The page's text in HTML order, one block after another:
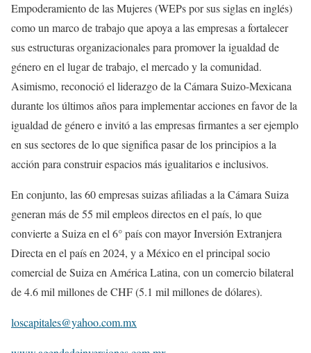
Empoderamiento de las Mujeres (WEPs por sus siglas en inglés)
como un marco de trabajo que apoya a las empresas a fortalecer
sus estructuras organizacionales para promover la igualdad de
género en el lugar de trabajo, el mercado y la comunidad.
Asimismo, reconoció el liderazgo de la Cámara Suizo-Mexicana
durante los últimos años para implementar acciones en favor de la
igualdad de género e invitó a las empresas firmantes a ser ejemplo
en sus sectores de lo que significa pasar de los principios a la
acción para construir espacios más igualitarios e inclusivos.
En conjunto, las 60 empresas suizas afiliadas a la Cámara Suiza
generan más de 55 mil empleos directos en el país, lo que
convierte a Suiza en el 6° país con mayor Inversión Extranjera
Directa en el país en 2024, y a México en el principal socio
comercial de Suiza en América Latina, con un comercio bilateral
de 4.6 mil millones de CHF (5.1 mil millones de dólares).
loscapitales@yahoo.com.mx